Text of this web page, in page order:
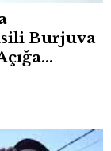
Burjuva